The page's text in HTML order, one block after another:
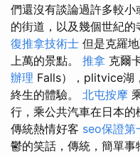
們還沒有談論過許多較
的街道，以及幾個世紀的
復推拿技術士 但是克羅
上萬的景點。 推拿 克爾
辦理 Falls），plitvice湖
終生的體驗。 北屯按摩
行，乘公共汽車在日本
傳統熱情好客 seo保證第
鬱的笑話，傳統，簡單